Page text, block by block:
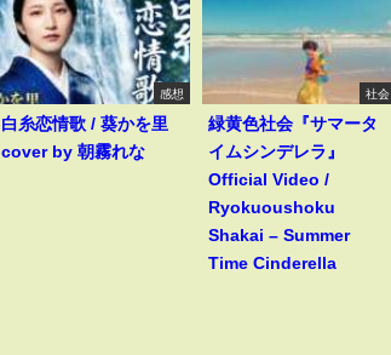
感想
白糸恋情歌 / 葵かを里
cover by 朝霧れな
社会
緑黄色社会『サマータ
イムシンデレラ』
Official Video /
Ryokuoushoku
Shakai – Summer
Time Cinderella